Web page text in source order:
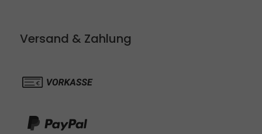
Versand & Zahlung